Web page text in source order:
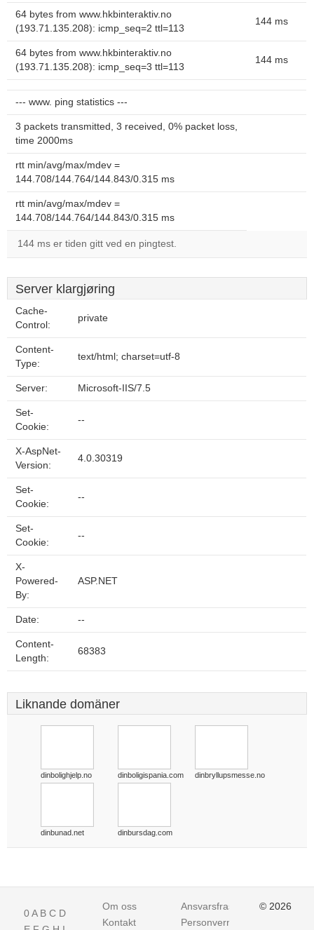
64 bytes from www.hkbinteraktiv.no
(193.71.135.208): icmp_seq=2 ttl=113
144 ms
64 bytes from www.hkbinteraktiv.no
(193.71.135.208): icmp_seq=3 ttl=113
144 ms
--- www. ping statistics ---
3 packets transmitted, 3 received, 0% packet loss,
time 2000ms
rtt min/avg/max/mdev =
144.708/144.764/144.843/0.315 ms
rtt min/avg/max/mdev =
144.708/144.764/144.843/0.315 ms
144 ms er tiden gitt ved en pingtest.
Server klargjøring
Cache-
Control:
private
Content-
Type:
text/html; charset=utf-8
Server: Microsoft-IIS/7.5
Set-
Cookie:
--
X-AspNet-
Version:
4.0.30319
Set-
Cookie:
--
Set-
Cookie:
--
X-
Powered-
By:
ASP.NET
Date: --
Content-
Length:
68383
Liknande domäner
dinbolighjelp.no dinboligispania.com dinbryllupsmesse.no
dinbunad.net dinbursdag.com
0A B C D
Om oss
Kontakt
Ansvarsfraskrivelse
Personvern
© 2026